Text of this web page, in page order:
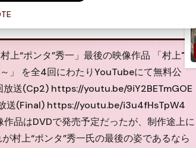
上“ポンタ”秀一」最後の映像作品 「村上"ポ
」 を全4回にわたりYouTubeにて無料公
放送(Cp2) https://youtu.be/9iY2BETmGOE
送(Final) https://youtu.be/i3u4fHsTpW4
品はDVDで発売予定だったが、制作途上に
村上“ポンタ”秀一氏の最後の姿であるなら